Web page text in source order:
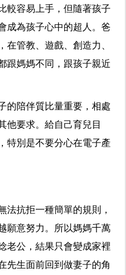
較容易上手，但隨著孩子
成為孩子心中的超人。爸
在管教、遊戲、創造力、
跟媽媽不同，跟孩子親近
的陪伴質比量重要，相處
他要求。給自己育兒目
特別是不要分心在電子產
法抗拒一種簡單的規則，
願意努力。所以媽媽千萬
老公，結果只會變成家裡
先生面前回到做妻子的角